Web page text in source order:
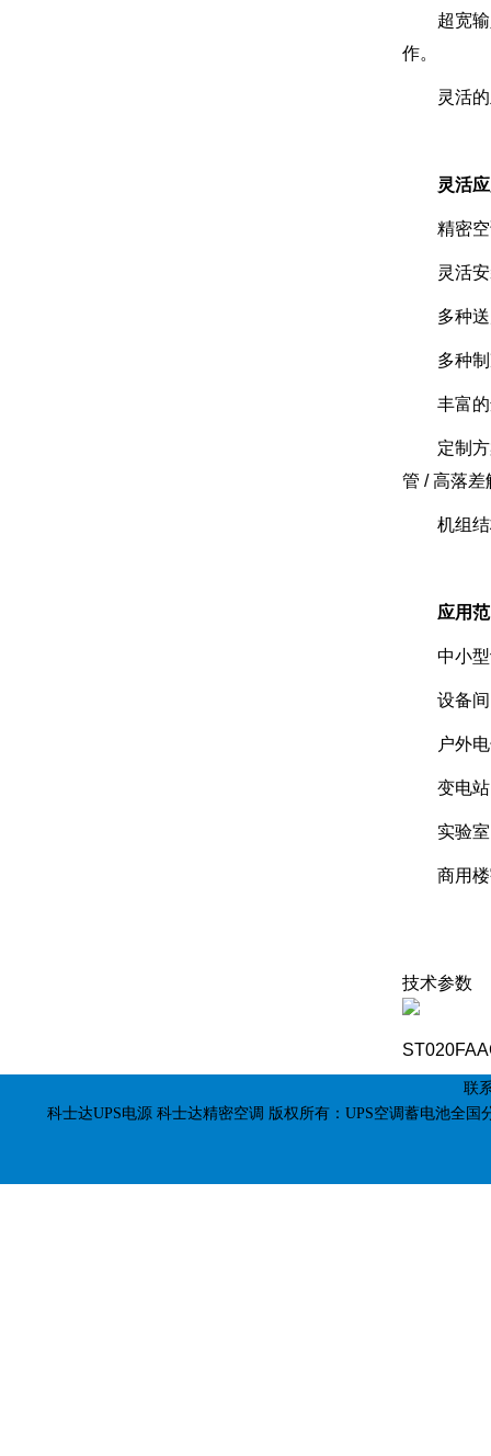
超宽
作。
灵活
灵活
精密
灵活
多种
多种
丰富
定制
管 / 高落
机组
应用
中小
设备
户外
变电
实验
商用
技术参数
联
科士达UPS电源 科士达精密空调 版权所有：UPS空调蓄电池全